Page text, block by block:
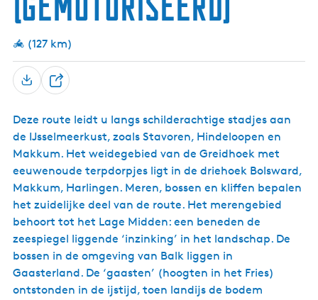
l
d
a
)
a
u
a
x
u
m
)
m
w
(127 km)
D
e
l
Deze route leidt u langs schilderachtige stadjes aan
de IJsselmeerkust, zoals Stavoren, Hindeloopen en
Makkum. Het weidegebied van de Greidhoek met
eeuwenoude terpdorpjes ligt in de driehoek Bolsward,
Makkum, Harlingen. Meren, bossen en kliffen bepalen
het zuidelijke deel van de route. Het merengebied
behoort tot het Lage Midden: een beneden de
zeespiegel liggende ‘inzinking’ in het landschap. De
bossen in de omgeving van Balk liggen in
Gaasterland. De ‘gaasten’ (hoogten in het Fries)
ontstonden in de ijstijd, toen landijs de bodem